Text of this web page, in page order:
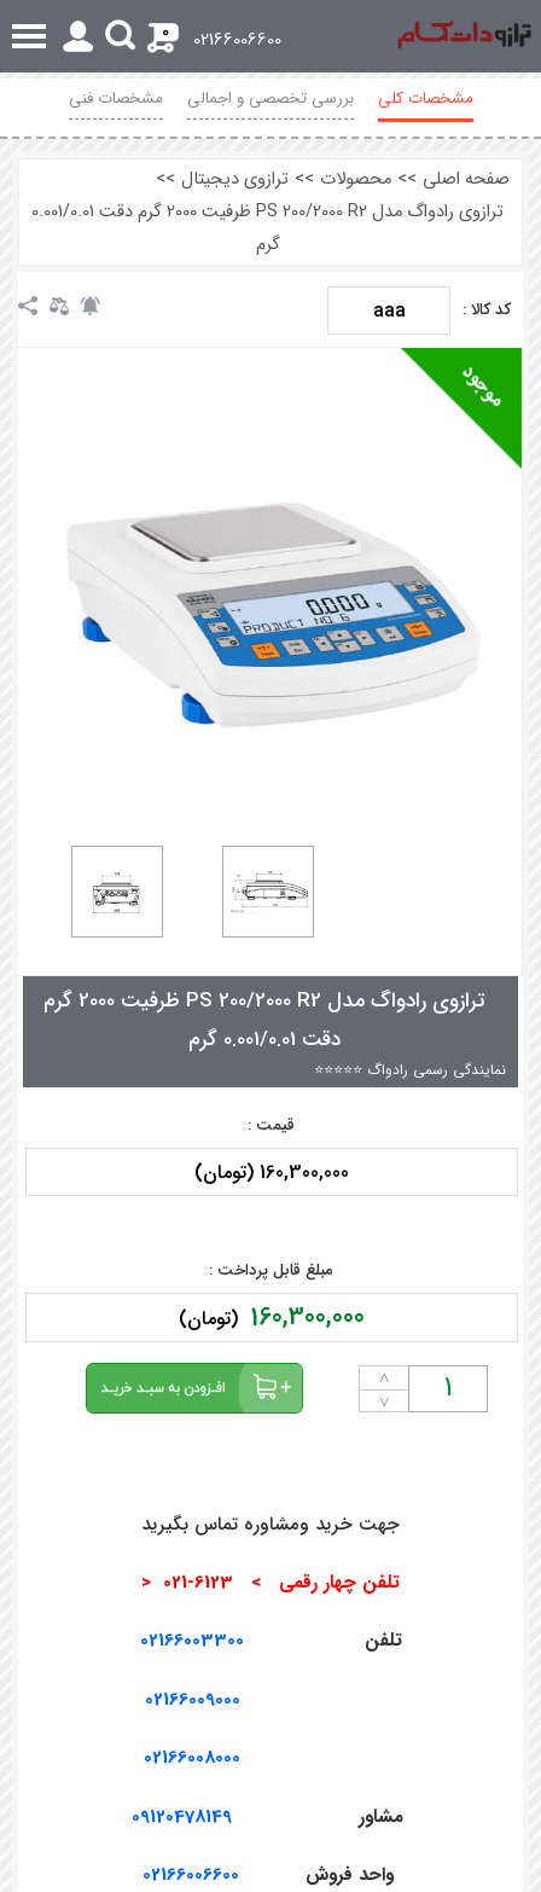
02166006600
0
مشخصات کلی بررسی تخصصی و اجمالی مشخصات فنی
صفحه اصلی >> محصولات >> ترازوی دیجیتال >>
ترازوی رادواگ مدل PS 200/2000 R2 ظرفیت 2000 گرم دقت 0.001/0.01
گرم
کد کالا : aaa
ترازوی رادواگ مدل PS 200/2000 R2 ظرفیت 2000 گرم
دقت 0.001/0.01 گرم
نمایندگی رسمی رادواگ ⭐⭐⭐⭐⭐
قیمت :
160,300,000 (تومان)
مبلغ قابل پرداخت :
160,300,000 (تومان)
˄
˅
جهت خرید ومشاوره تماس بگیرید
تلفن چهار رقمی > 6123-021 <
تلفن 02166003300
02166009000
02166008000
مشاور 09120478149
واحد فروش 02166006600